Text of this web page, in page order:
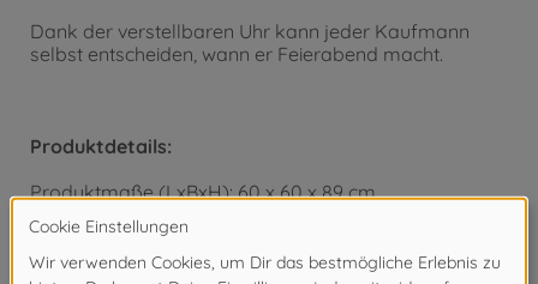
Dank der verstellbaren Uhr kann jeder Kaufmann
selbst entscheiden, wann er Feierabend macht.
Produktdetails:
Produktmaße (LxBxH): 60 x 60 x 89 cm.
Altersempfehlung: für Kinder ab 3 Jahren.